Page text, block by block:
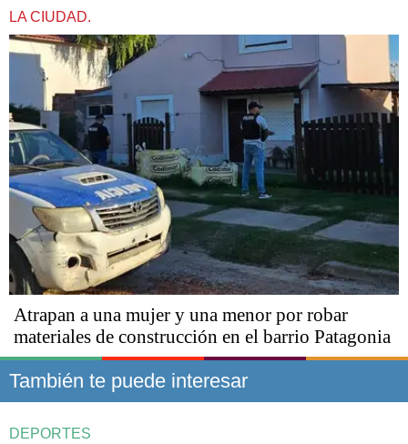
LA CIUDAD.
Atrapan a una mujer y una menor por robar
materiales de construcción en el barrio Patagonia
También te puede interesar
DEPORTES